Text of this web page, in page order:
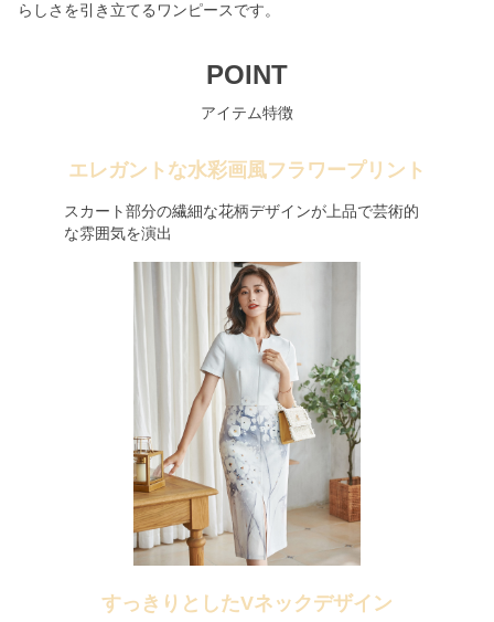
らしさを引き立てるワンピースです。
POINT
アイテム特徴
エレガントな水彩画風フラワープリント
スカート部分の繊細な花柄デザインが上品で芸術的
な雰囲気を演出
すっきりとしたVネックデザイン